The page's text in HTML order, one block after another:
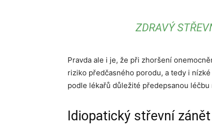
ZDRAVÝ
Pravda ale i je, že při zhoršení
riziko předčasného porodu, a tedy i
podle lékařů důležité předepsanou léčbu
Idiopatický střevní